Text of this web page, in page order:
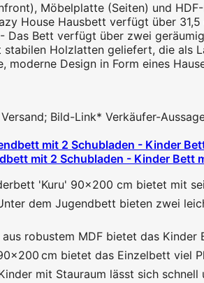
Möbelplatte (Seiten) und
House Hausbett verfügt über
Das Bett verfügt über zwei
Holzlatten geliefert, die als
moderne Design in Form eines
Bild-Link* Verkäufer-
mit 2 Schubladen - Kinder
'Kuru' 90x200 cm bietet mit
Unter dem Jugendbett bieten zwei
aus robustem MDF bietet das
90x200 cm bietet das Einzelbett
Kinder mit Stauraum lässt sich